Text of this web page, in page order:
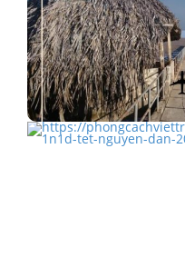
Trần Đề - Điểm du